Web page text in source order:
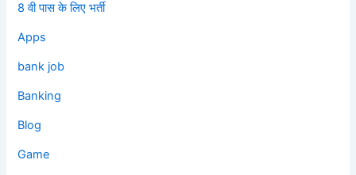
8 वी पास के लिए भर्ती
Apps
bank job
Banking
Blog
Game